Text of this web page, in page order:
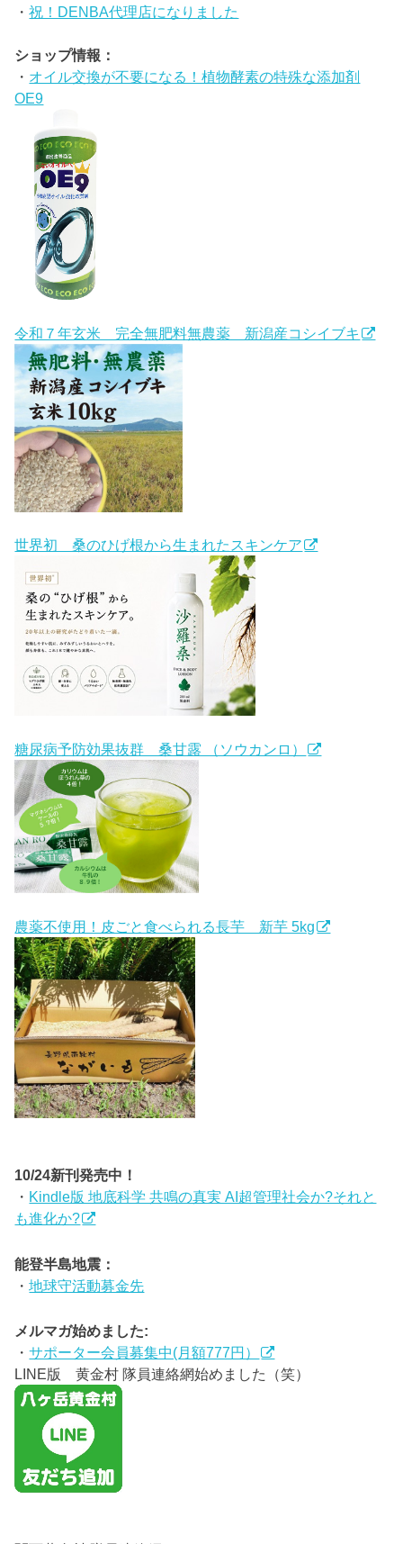
・祝！DENBA代理店になりました
ショップ情報：
・ オイル交換が不要になる！植物酵素の特殊な添加剤
OE9
令和７年玄米 完全無肥料無農薬 新潟産コシイブキ
世界初 桑のひげ根から生まれたスキンケア
糖尿病予防効果抜群 桑甘露 （ソウカンロ）
農薬不使用！皮ごと食べられる長芋 新芋 5kg
10/24新刊発売中！
・ Kindle版 地底科学 共鳴の真実 AI超管理社会か?それと
も進化か?
能登半島地震：
・地球守活動募金先
メルマガ始めました:
・サポーター会員募集中(月額777円）
LINE版 黄金村 隊員連絡網始めました（笑）